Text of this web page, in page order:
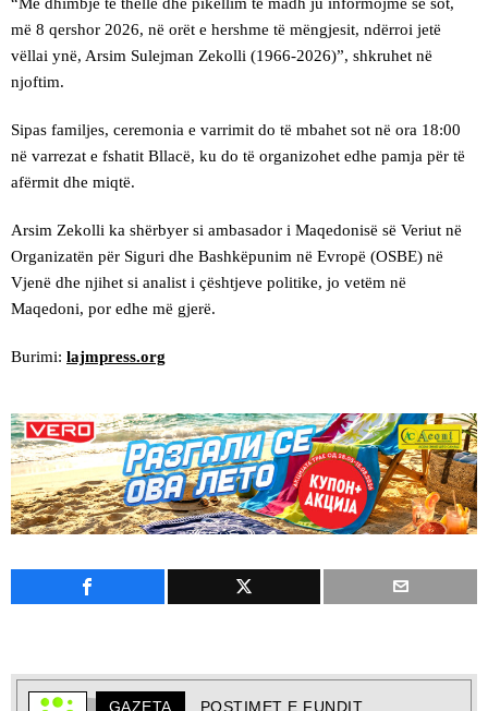
më 8 qershor 2026, në orët e hershme të mëngjesit, ndërroi jetë
vëllai ynë, Arsim Sulejman Zekolli (1966-2026)”, shkruhet në
njoftim.
Sipas familjes, ceremonia e varrimit do të mbahet sot në ora 18:00
në varrezat e fshatit Bllacë, ku do të organizohet edhe pamja për të
afërmit dhe miqtë.
Arsim Zekolli ka shërbyer si ambasador i Maqedonisë së Veriut në
Organizatën për Siguri dhe Bashkëpunim në Evropë (OSBE) në
Vjenë dhe njihet si analist i çështjeve politike, jo vetëm në
Maqedoni, por edhe më gjerë.
Burimi: lajmpress.org
GAZETA POSTIMET E FUNDIT